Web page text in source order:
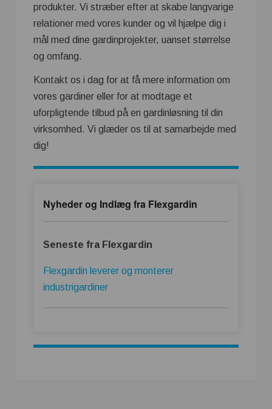
produkter. Vi stræber efter at skabe langvarige
relationer med vores kunder og vil hjælpe dig i
mål med dine gardinprojekter, uanset størrelse
og omfang.
Kontakt os i dag for at få mere information om
vores gardiner eller for at modtage et
uforpligtende tilbud på en gardinløsning til din
virksomhed. Vi glæder os til at samarbejde med
dig!
Nyheder og Indlæg fra Flexgardin
Seneste fra Flexgardin
Flexgardin leverer og monterer
industrigardiner